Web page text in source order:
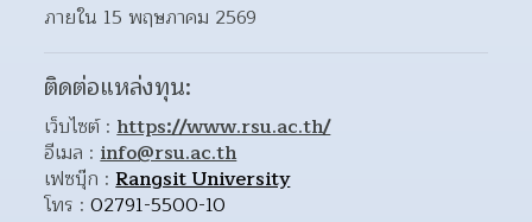
ภายใน 15 พฤษภาคม 2569
ติดต่อแหล่งทุน:
เว็บไซต์ : https://www.rsu.ac.th/
อีเมล : info@rsu.ac.th
เฟซบุ๊ก : Rangsit University
โทร : 02791-5500-10